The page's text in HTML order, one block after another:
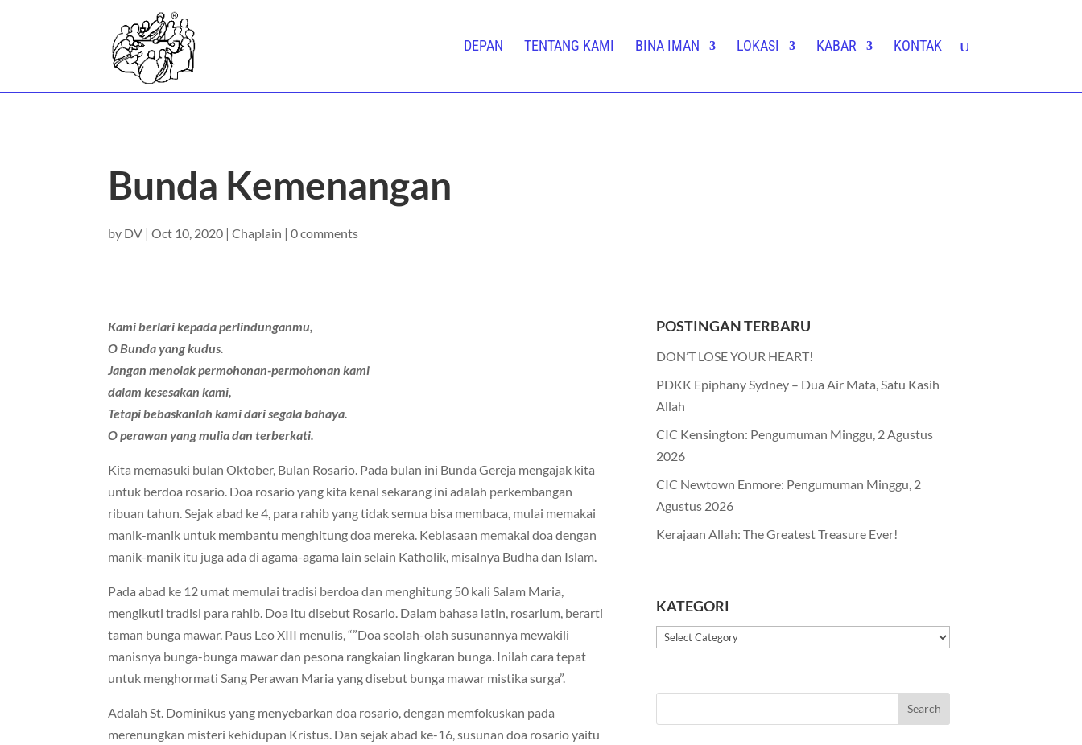
DEPAN TENTANG KAMI BINA IMAN LOKASI KABAR KONTAK
Bunda Kemenangan
by DV |Oct 10, 2020 |Chaplain |0 comments
Kami berlari kepada perlindunganmu,
O Bunda yang kudus.
Jangan menolak permohonan-permohonan kami
dalam kesesakan kami,
Tetapi bebaskanlah kami dari segala bahaya.
O perawan yang mulia dan terberkati.
Kita memasuki bulan Oktober, Bulan Rosario. Pada bulan ini Bunda Gereja mengajak kita
untuk berdoa rosario. Doa rosario yang kita kenal sekarang ini adalah perkembangan
ribuan tahun. Sejak abad ke 4, para rahib yang tidak semua bisa membaca, mulai memakai
manik-manik untuk membantu menghitung doa mereka. Kebiasaan memakai doa dengan
manik-manik itu juga ada di agama-agama lain selain Katholik, misalnya Budha dan Islam.
Pada abad ke 12 umat memulai tradisi berdoa dan menghitung 50 kali Salam Maria,
mengikuti tradisi para rahib. Doa itu disebut Rosario. Dalam bahasa latin, rosarium, berarti
taman bunga mawar. Paus Leo XIII menulis, “”Doa seolah-olah susunannya mewakili
manisnya bunga-bunga mawar dan pesona rangkaian lingkaran bunga. Inilah cara tepat
untuk menghormati Sang Perawan Maria yang disebut bunga mawar mistika surga”.
Adalah St. Dominikus yang menyebarkan doa rosario, dengan memfokuskan pada
merenungkan misteri kehidupan Kristus. Dan sejak abad ke-16, susunan doa rosario yaitu
POSTINGAN TERBARU
DON’T LOSE YOUR HEART!
PDKK Epiphany Sydney – Dua Air Mata, Satu Kasih
Allah
CIC Kensington: Pengumuman Minggu, 2 Agustus
2026
CIC Newtown Enmore: Pengumuman Minggu, 2
Agustus 2026
Kerajaan Allah: The Greatest Treasure Ever!
KATEGORI
Kategori